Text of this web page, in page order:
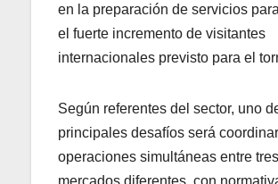
en la preparación de servicios
el fuerte incremento de visitantes
internacionales previsto para el
Según referentes del sector, uno
principales desafíos será coordinar
operaciones simultáneas entre tres
mercados diferentes, con